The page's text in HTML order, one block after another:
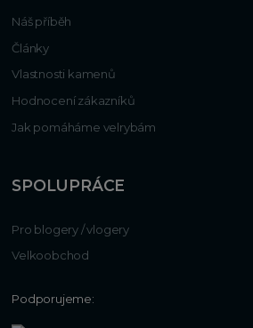
Náš příběh
Články
Vlastnosti kamenů
Hodnocení zákazníků
Jak pomáháme velrybám
SPOLUPRÁCE
Pro blogery / vlogery
Velkoobchod
Podporujeme: